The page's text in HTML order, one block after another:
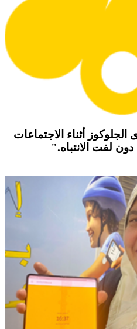
أثناء الاجتماعات
لفت الانتباه."